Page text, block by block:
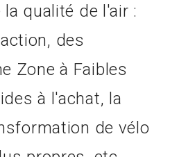
qualité de l'air :
des
Zone à Faibles
à l'achat, la
de vélo